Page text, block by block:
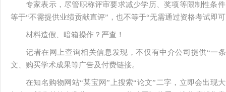
专家表示，尽管职称评审要求减少学历、奖项等限制性条
等于“不需提供业绩贡献直评”，也不等于“无需通过资格考试即
材料造假、暗箱操作？严查！
记者在网上查询相关信息发现，不仅有中介公司提供“一
文、购买学术成果等广告及付费链接。
在知名购物网站“某宝网”上搜索“论文”二字，立即会出现